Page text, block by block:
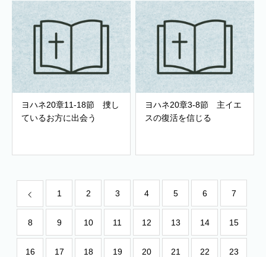
ヨハネ20章11-18節 捜し
ているお方に出会う
ヨハネ20章3-8節 主イエ
スの復活を信じる
1 2 3 4 5 6 7
8 9 10 11 12 13 14 15
16 17 18 19 20 21 22 23